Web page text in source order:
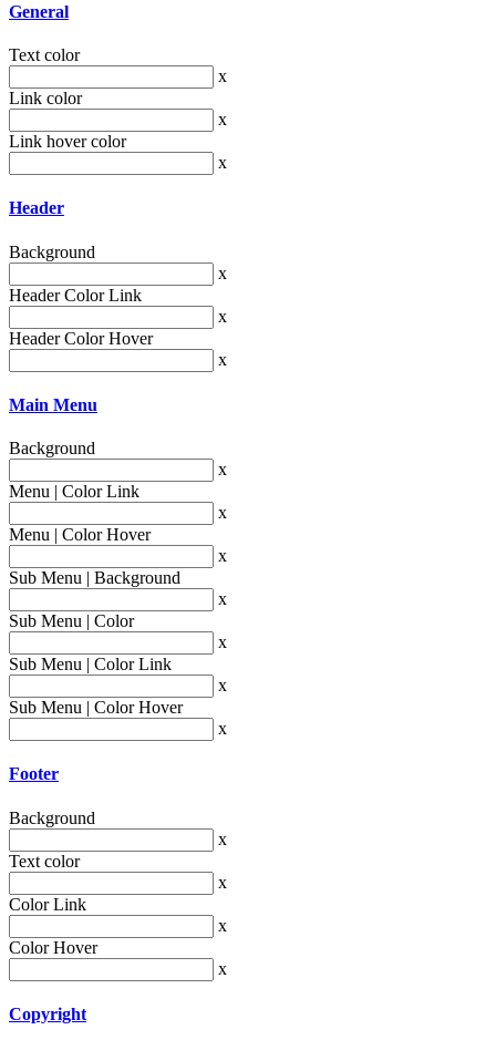
General
Text color
x
Link color
x
Link hover color
x
Header
Background
x
Header Color Link
x
Header Color Hover
x
Main Menu
Background
x
Menu | Color Link
x
Menu | Color Hover
x
Sub Menu | Background
x
Sub Menu | Color
x
Sub Menu | Color Link
x
Sub Menu | Color Hover
x
Footer
Background
x
Text color
x
Color Link
x
Color Hover
x
Copyright